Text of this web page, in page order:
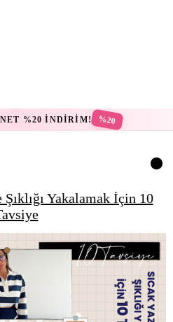
%20 İNDİRİM! %20
Yakalamak İçin 10